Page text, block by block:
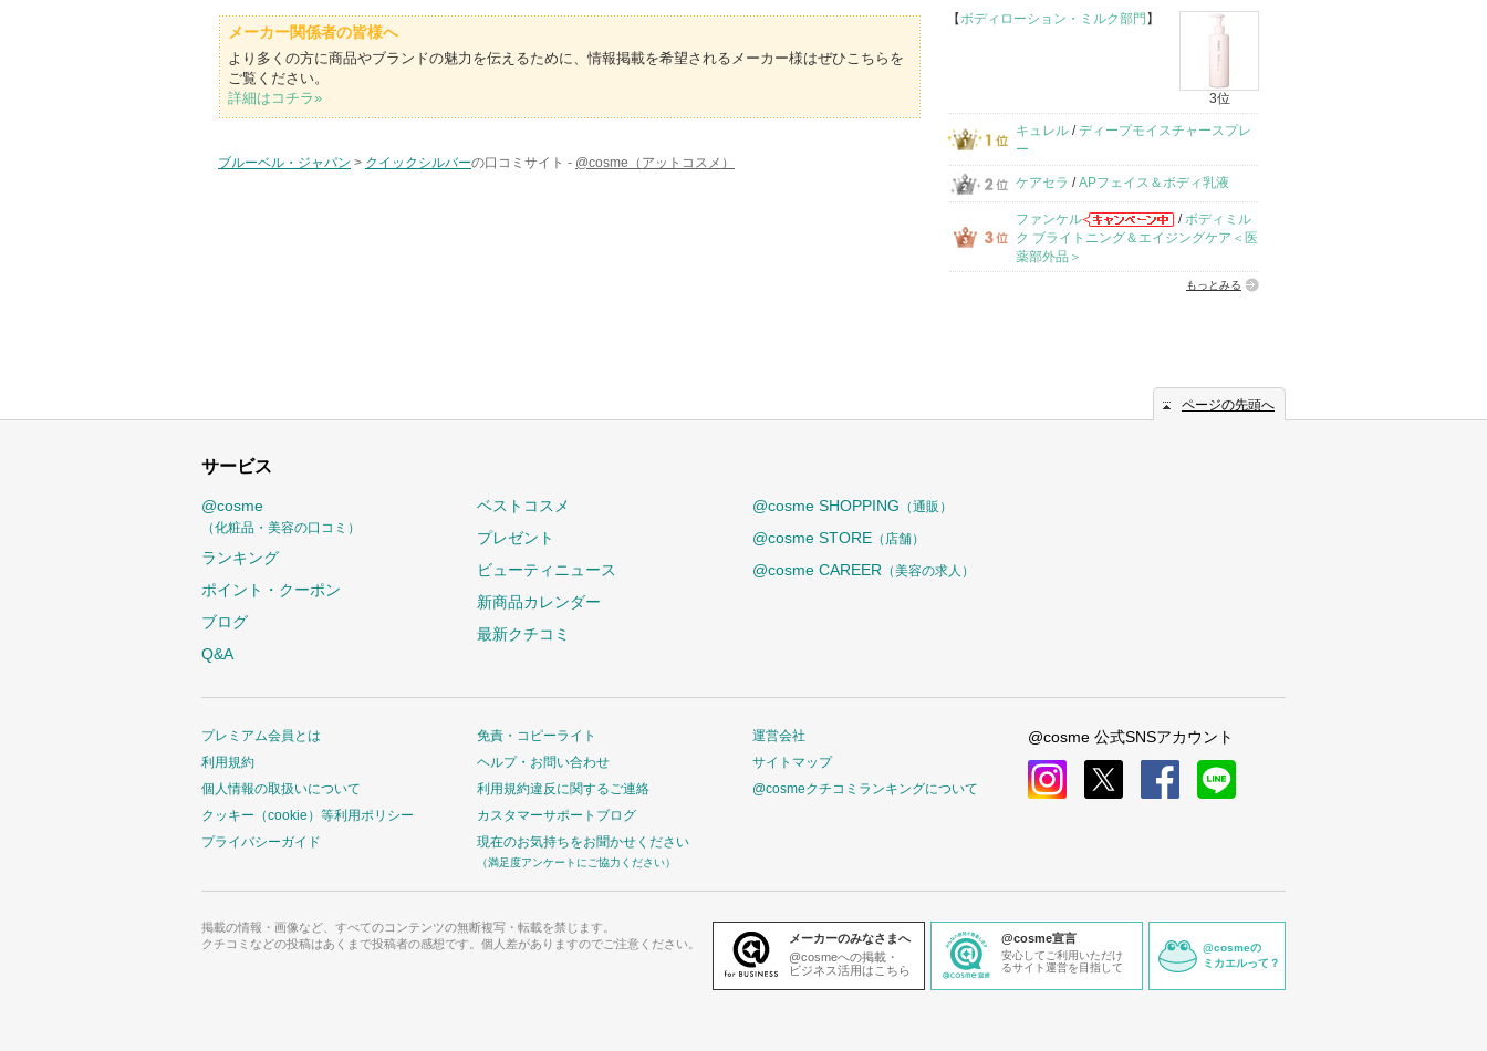
メーカー関係者の皆様へ
より多くの方に商品やブランドの魅力を伝えるために、情報掲載を希望されるメーカー様はぜひこちらを
ご覧ください。
詳細はコチラ»
ブルーベル・ジャパン > クイックシルバーの口コミサイト - @cosme（アットコスメ）
【ボディローション・ミルク部門 】
3位
キュレル /ディープモイスチャースプレ
ー
ケアセラ /APフェイス＆ボディ乳液
ファンケル /ボディミル
ク ブライトニング＆エイジングケア＜医
薬部外品＞
もっとみる
ページの先頭へ
サービス
@cosme
（化粧品・美容の口コミ）
ランキング
ポイント・クーポン
ブログ
Q&A
ベストコスメ
プレゼント
ビューティニュース
新商品カレンダー
最新クチコミ
@cosme SHOPPING （通販）
@cosme STORE （店舗）
@cosme CAREER （美容の求人）
プレミアム会員とは
利用規約
個人情報の取扱いについて
クッキー（cookie）等利用ポリシー
プライバシーガイド
免責・コピーライト
ヘルプ・お問い合わせ
利用規約違反に関するご連絡
カスタマーサポートブログ
現在のお気持ちをお聞かせください
（満足度アンケートにご協力ください）
運営会社
サイトマップ
@cosmeクチコミランキングについて
@cosme 公式SNSアカウント
掲載の情報・画像など、すべてのコンテンツの無断複写・転載を禁じます。
クチコミなどの投稿はあくまで投稿者の感想です。個人差がありますのでご注意ください。
メーカーのみなさまへ
@cosmeへの掲載・
ビジネス活用はこちら
@cosme宣言
安心してご利用いただけ
るサイト運営を目指して
@cosmeの
ミカエルって？